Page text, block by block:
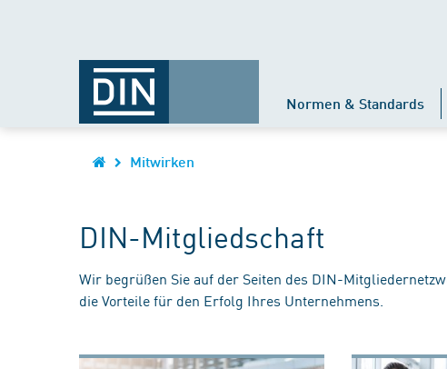
Normen & Standards
Mitwirken
DIN-Mitgliedschaft
Wir begrüßen Sie auf der Seiten des DIN-
die Vorteile für den Erfolg Ihres Unternehmens.